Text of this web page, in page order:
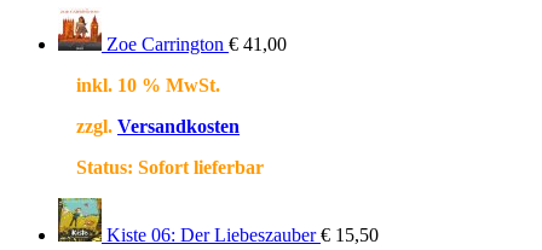
Zoe Carrington € 41,00
inkl. 10 % MwSt.
zzgl. Versandkosten
Status: Sofort lieferbar
Kiste 06: Der Liebeszauber € 15,50